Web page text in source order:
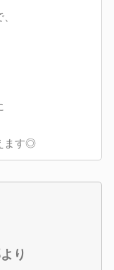
ます◎
り